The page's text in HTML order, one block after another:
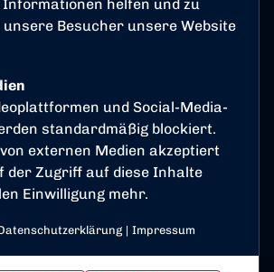
Informationen helfen und zu
Besucher unsere Website
und Social-Media-
standardmäßig blockiert.
externen Medien akzeptiert
der Zugriff auf diese Inhalte
Einwilligung mehr.
| Impressum